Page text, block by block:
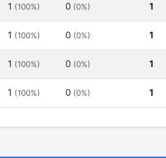
1 (100%) 0 (0%) 1
1 (100%) 0 (0%) 1
1 (100%) 0 (0%) 1
1 (100%) 0 (0%) 1